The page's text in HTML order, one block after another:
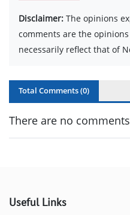
Disclaimer: The opinions
comments are the
necessarily reflect that of
Total Comments (0)
There are no
Useful Links